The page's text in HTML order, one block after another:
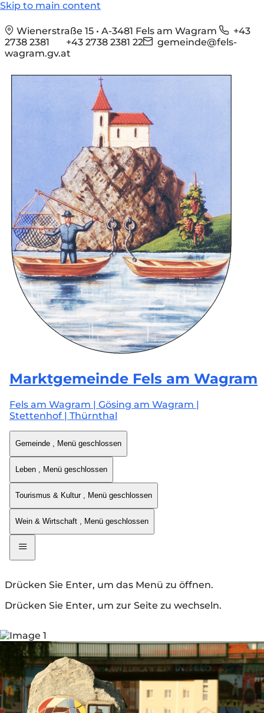
Skip to main content
Wienerstraße 15 • A-3481 Fels am Wagram
+43
2738 2381
+43 2738 2381 22
gemeinde@fels-
wagram.gv.at
Marktgemeinde Fels am Wagram
Fels am Wagram | Gösing am Wagram |
Stettenhof | Thürnthal
Gemeinde , Menü geschlossen
Leben , Menü geschlossen
Tourismus & Kultur , Menü geschlossen
Wein & Wirtschaft , Menü geschlossen
Drücken Sie Enter, um das Menü zu öffnen.
Drücken Sie Enter, um zur Seite zu wechseln.